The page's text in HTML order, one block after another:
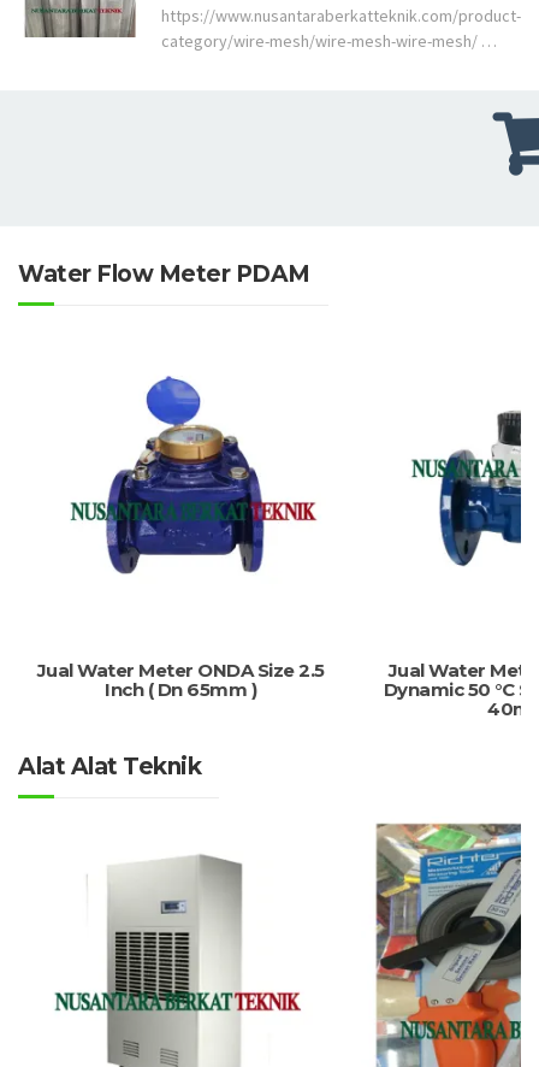
WIRE MESH STAINLES STEEL GLODOK
https://www.nusantaraberkatteknik.com/product-
Water Flow Meter PDAM
Jual Water Meter ONDA Size 2.5
Jual Water
Dynamic 50 °C
Alat Alat Teknik